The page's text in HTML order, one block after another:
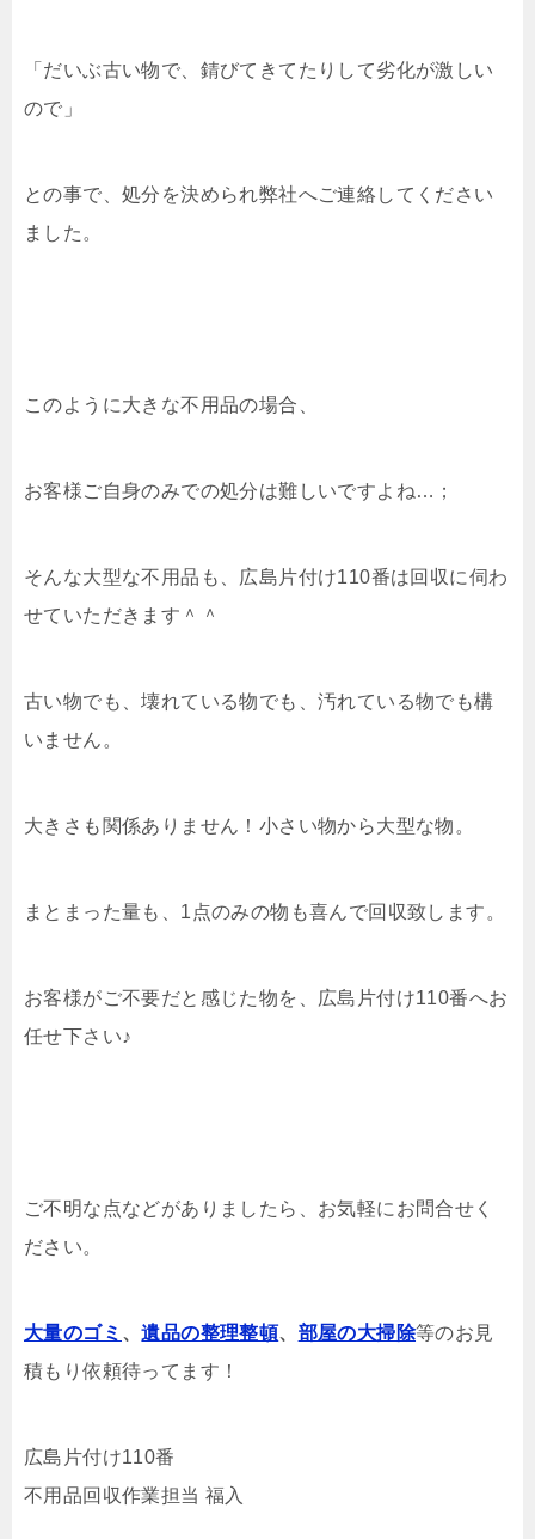
「だいぶ古い物で、錆びてきてたりして劣化が激しい
ので」
との事で、処分を決められ弊社へご連絡してください
ました。
このように大きな不用品の場合、
お客様ご自身のみでの処分は難しいですよね…；
そんな大型な不用品も、広島片付け110番は回収に伺わ
せていただきます＾＾
古い物でも、壊れている物でも、汚れている物でも構
いません。
大きさも関係ありません！小さい物から大型な物。
まとまった量も、1点のみの物も喜んで回収致します。
お客様がご不要だと感じた物を、広島片付け110番へお
任せ下さい♪
ご不明な点などがありましたら、お気軽にお問合せく
ださい。
大量のゴミ 、遺品の整理整頓、 部屋の大掃除等のお見
積もり依頼待ってます！
広島片付け110番
不用品回収作業担当 福入